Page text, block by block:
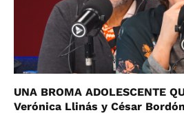
UNA BROMA ADOLESCENTE
Verónica Llinás y César Bordón